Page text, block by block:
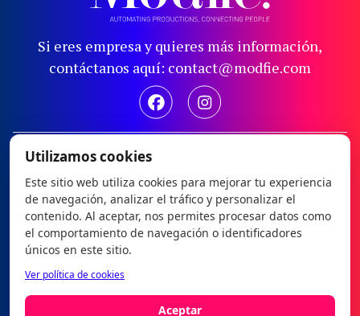
Si eres empresa y quieres más información,
contáctanos aquí: contact@modfie.com
Política de privacidad
Política de cookies
Configurar cookies
Utilizamos cookies
Este sitio web utiliza cookies para mejorar tu experiencia
de navegación, analizar el tráfico y personalizar el
contenido. Al aceptar, nos permites procesar datos como
el comportamiento de navegación o identificadores
únicos en este sitio.
Ver política de cookies
Aceptar